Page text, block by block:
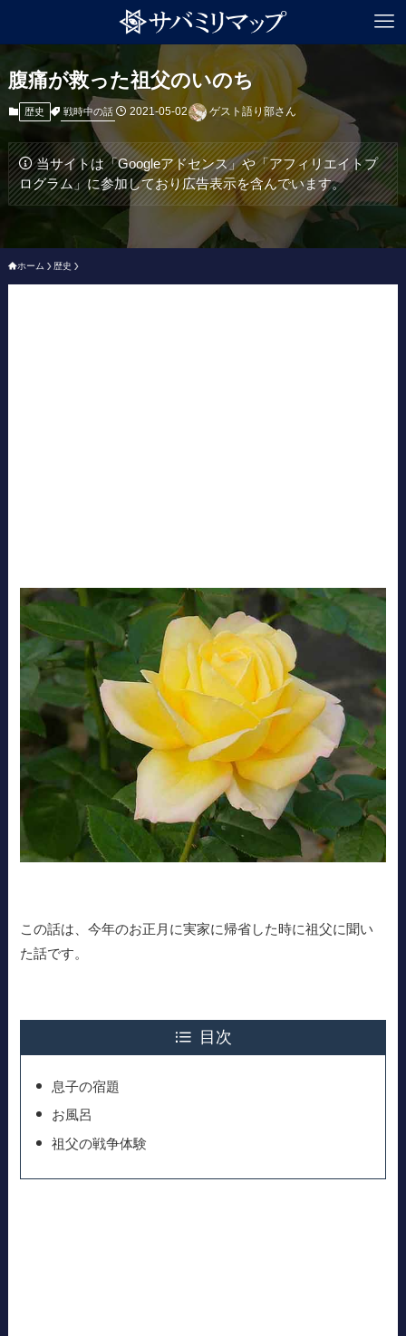
腹痛が救った祖父のいのち
歴史 戦時中の話 2021-05-02 ゲスト語り部さん
当サイトは「Googleアドセンス」や「アフィリエイトプ
ログラム」に参加しており広告表示を含んでいます。
ホーム 歴史
この話は、今年のお正月に実家に帰省した時に祖父に聞い
た話です。
目次
息子の宿題
お風呂
祖父の戦争体験